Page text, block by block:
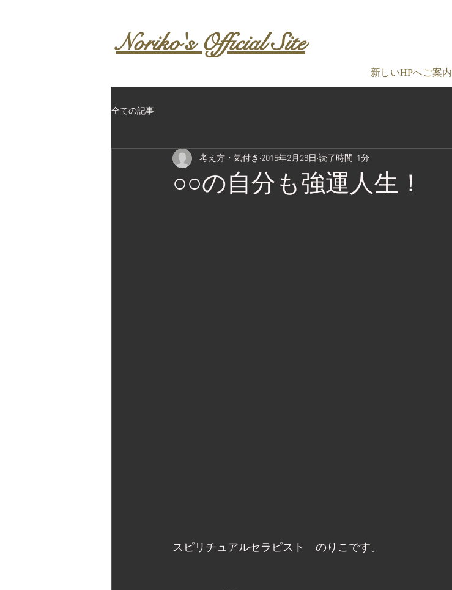
Noriko's Official Site
新しいHPへご案内
全ての記事
○○の自分も強運人生！
考え方・気付き 2015年2月28日 読了時間: 1分
スピリチュアルセラピスト　のりこです。